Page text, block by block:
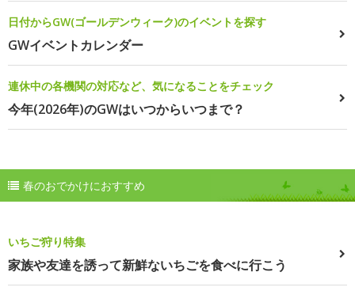
日付からGW(ゴールデンウィーク)のイベントを探す
GWイベントカレンダー
連休中の各機関の対応など、気になることをチェック
今年(2026年)のGWはいつからいつまで？
春のおでかけにおすすめ
いちご狩り特集
家族や友達を誘って新鮮ないちごを食べに行こう